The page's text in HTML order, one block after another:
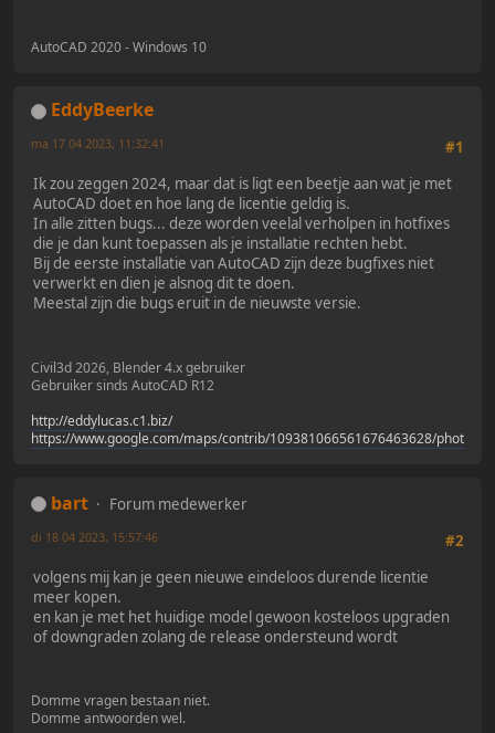
AutoCAD 2020 - Windows 10
EddyBeerke
#1
ma 17 04 2023, 11:32:41
Ik zou zeggen 2024, maar dat is ligt een beetje aan wat je met
AutoCAD doet en hoe lang de licentie geldig is.
In alle zitten bugs... deze worden veelal verholpen in hotfixes
die je dan kunt toepassen als je installatie rechten hebt.
Bij de eerste installatie van AutoCAD zijn deze bugfixes niet
verwerkt en dien je alsnog dit te doen.
Meestal zijn die bugs eruit in de nieuwste versie.
Civil3d 2026, Blender 4.x gebruiker
Gebruiker sinds AutoCAD R12
http://eddylucas.c1.biz/
https://www.google.com/maps/contrib/109381066561676463628/photos/
bart
Forum medewerker
#2
di 18 04 2023, 15:57:46
volgens mij kan je geen nieuwe eindeloos durende licentie
meer kopen.
en kan je met het huidige model gewoon kosteloos upgraden
of downgraden zolang de release ondersteund wordt
Domme vragen bestaan niet.
Domme antwoorden wel.